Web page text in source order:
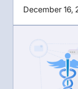
December 16,